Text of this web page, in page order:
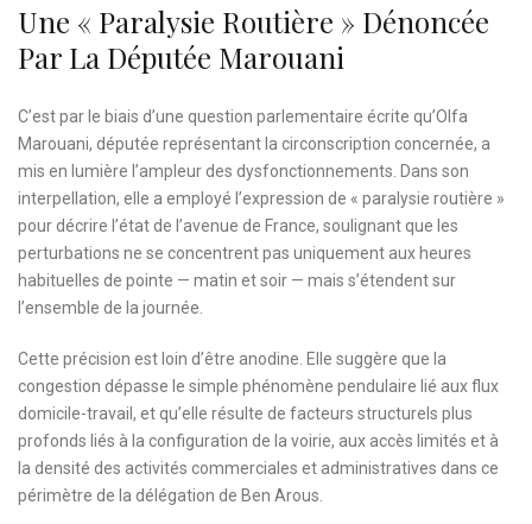
Une « Paralysie Routière » Dénoncée
Par La Députée Marouani
C’est par le biais d’une question parlementaire écrite qu’Olfa
Marouani, députée représentant la circonscription concernée, a
mis en lumière l’ampleur des dysfonctionnements. Dans son
interpellation, elle a employé l’expression de « paralysie routière »
pour décrire l’état de l’avenue de France, soulignant que les
perturbations ne se concentrent pas uniquement aux heures
habituelles de pointe — matin et soir — mais s’étendent sur
l’ensemble de la journée.
Cette précision est loin d’être anodine. Elle suggère que la
congestion dépasse le simple phénomène pendulaire lié aux flux
domicile-travail, et qu’elle résulte de facteurs structurels plus
profonds liés à la configuration de la voirie, aux accès limités et à
la densité des activités commerciales et administratives dans ce
périmètre de la délégation de Ben Arous.